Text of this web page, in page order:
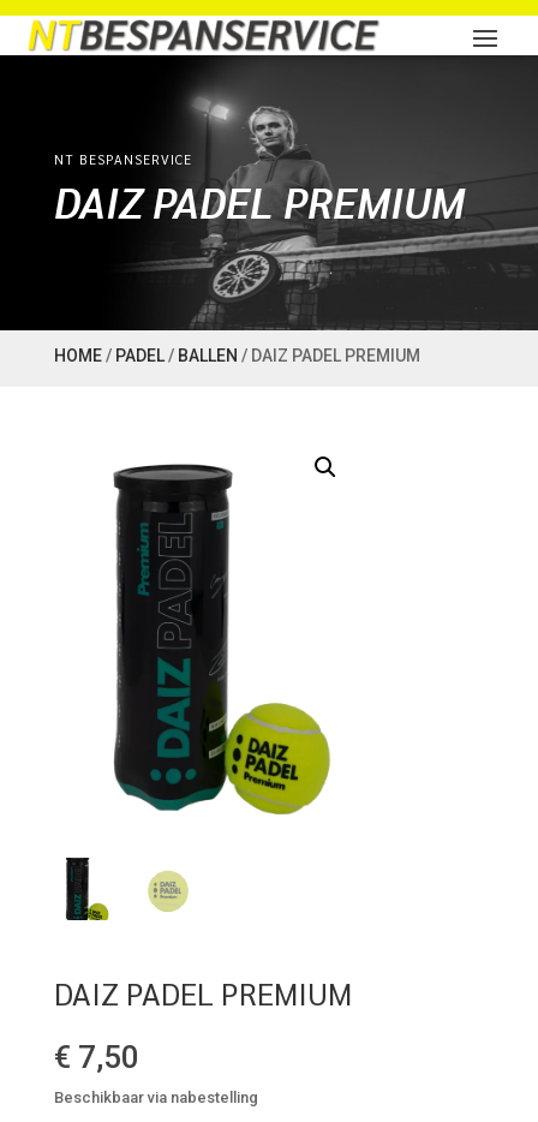
NT BESPANSERVICE
DAIZ PADEL PREMIUM
HOME/ PADEL/ BALLEN / DAIZ PADEL PREMIUM
DAIZ PADEL PREMIUM
€ 7,50
Beschikbaar via nabestelling